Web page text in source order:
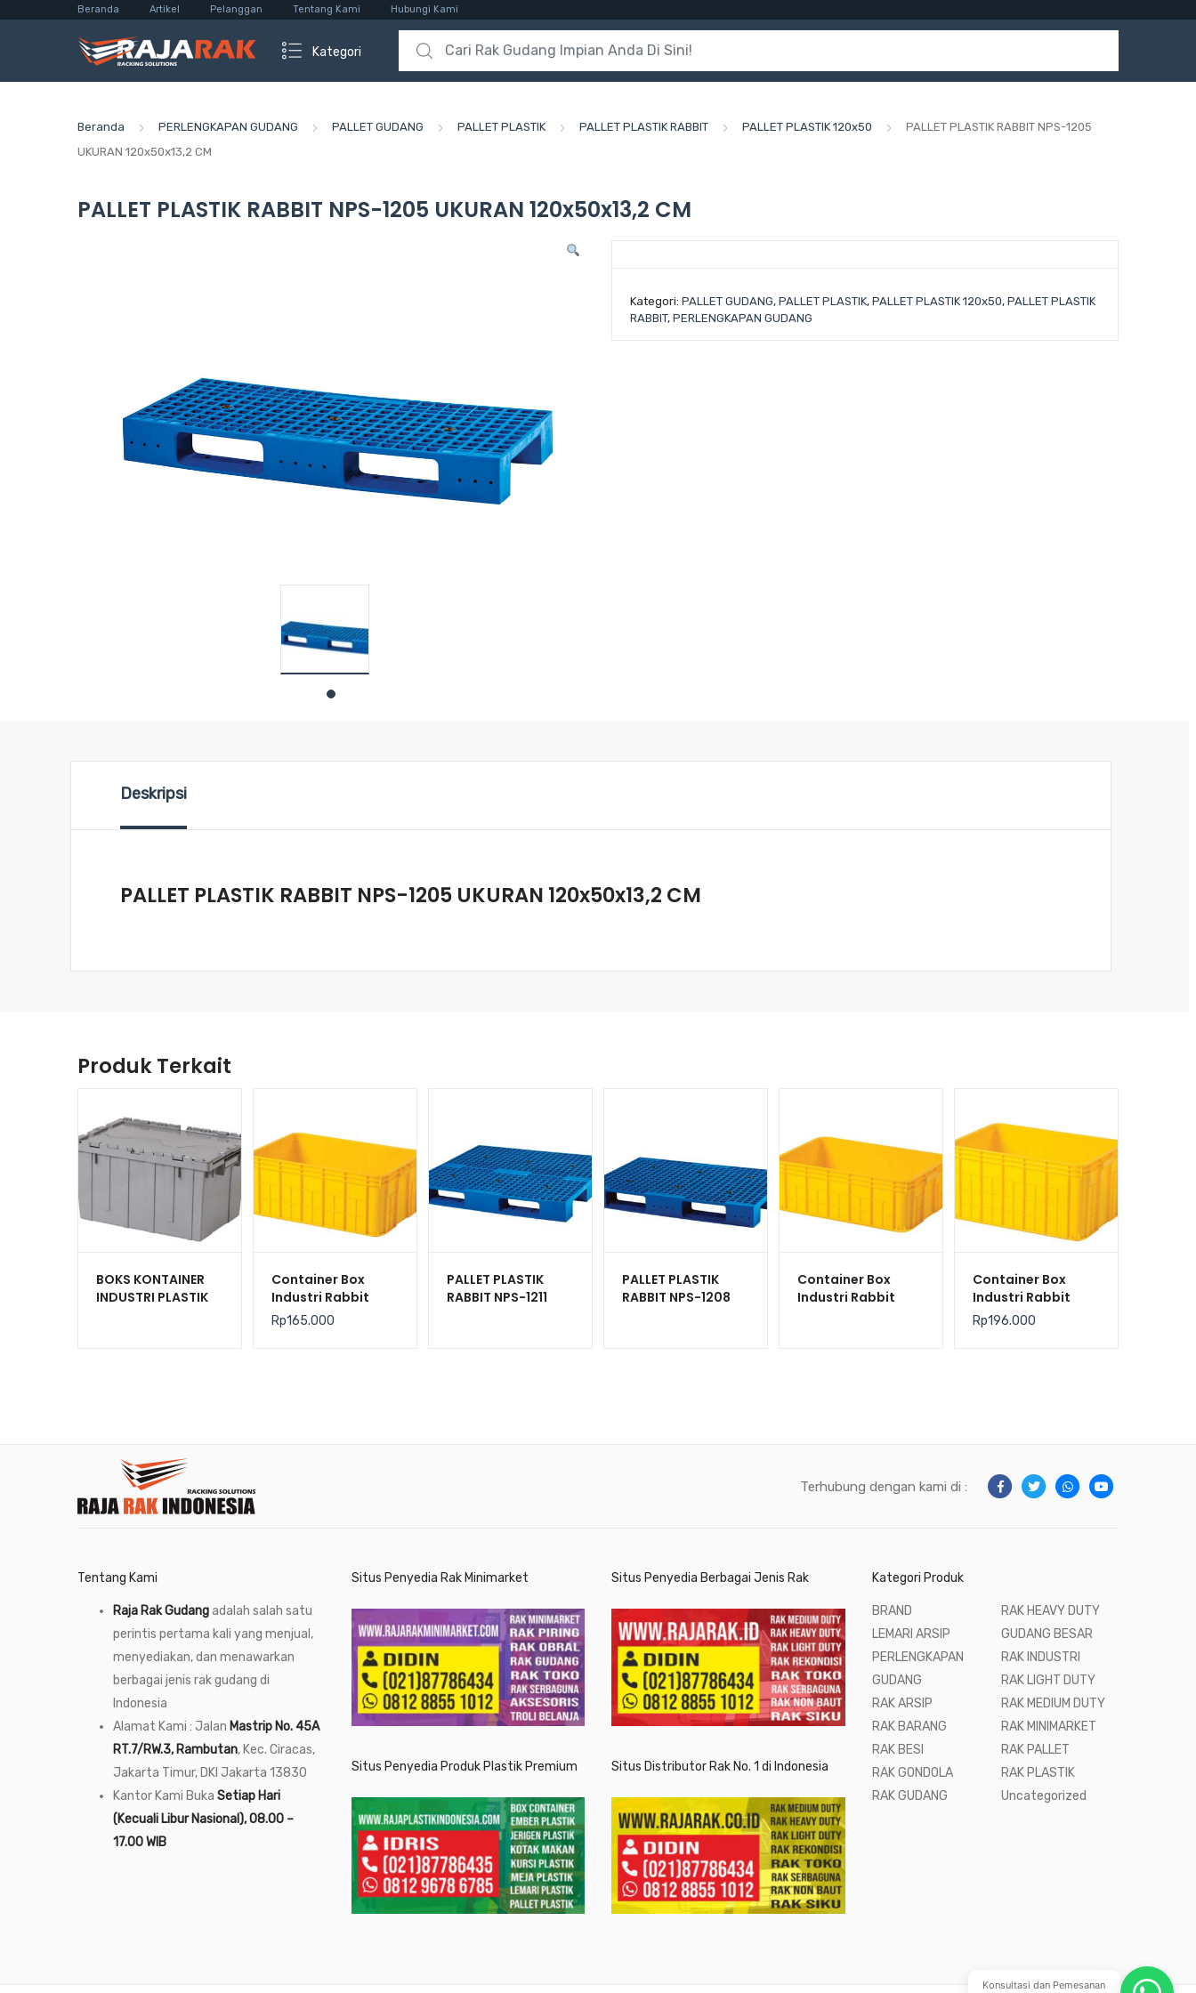
Beranda Artikel Pelanggan Tentang Kami Hubungi Kami
Kategori
Search for:
Beranda PERLENGKAPAN GUDANG PALLET GUDANG PALLET PLASTIK PALLET PLASTIK RABBIT PALLET PLASTIK 120x50
PALLET PLASTIK RABBIT NPS-1205
UKURAN 120x50x13,2 CM
PALLET PLASTIK RABBIT NPS-1205 UKURAN 120x50x13,2 CM
Kategori: PALLET GUDANG, PALLET PLASTIK, PALLET PLASTIK 120x50, PALLET PLASTIK
RABBIT, PERLENGKAPAN GUDANG
Deskripsi
PALLET PLASTIK RABBIT NPS-1205 UKURAN 120x50x13,2 CM
Produk Terkait
BOKS KONTAINER
INDUSTRI PLASTIK
Container Box
Industri Rabbit
2244 – Keranjang
Plastik Rapat
Rp165.000
PALLET PLASTIK
RABBIT NPS-1211
PALLET PLASTIK
RABBIT NPS-1208
Container Box
Industri Rabbit
Container Box
Industri Rabbit
2266 – Keranjang
Plastik Rapat
Rp196.000
Terhubung dengan kami di :
Tentang Kami
Raja Rak Gudangadalah salah satu
perintis pertama kali yang menjual,
menyediakan, dan menawarkan
berbagai jenis rak gudang di
Indonesia
Alamat Kami : Jalan Mastrip No. 45A
RT.7/RW.3, Rambutan, Kec. Ciracas,
Jakarta Timur, DKI Jakarta 13830
Kantor Kami Buka Setiap Hari
(Kecuali Libur Nasional), 08.00 –
17.00 WIB
Situs Penyedia Rak Minimarket
Situs Penyedia Produk Plastik Premium
Situs Penyedia Berbagai Jenis Rak
Situs Distributor Rak No. 1 di Indonesia
Kategori Produk
BRAND
LEMARI ARSIP
PERLENGKAPAN
GUDANG
RAK ARSIP
RAK BARANG
RAK BESI
RAK GONDOLA
RAK GUDANG
RAK HEAVY DUTY
GUDANG BESAR
RAK INDUSTRI
RAK LIGHT DUTY
RAK MEDIUM DUTY
RAK MINIMARKET
RAK PALLET
RAK PLASTIK
Uncategorized
Konsultasi dan Pemesanan